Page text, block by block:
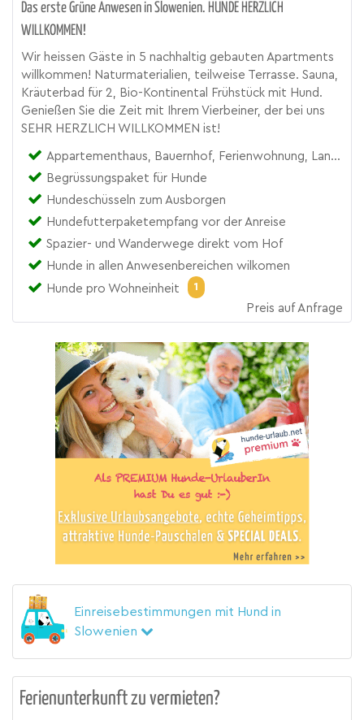
Das erste Grüne Anwesen in Slowenien. HUNDE HERZLICH
WILLKOMMEN!
Wir heissen Gäste in 5 nachhaltig gebauten Apartments
willkommen! Naturmaterialien, teilweise Terrasse. Sauna,
Kräuterbad für 2, Bio-Kontinental Frühstück mit Hund.
Genießen Sie die Zeit mit Ihrem Vierbeiner, der bei uns
SEHR HERZLICH WILLKOMMEN ist!
Appartementhaus, Bauernhof, Ferienwohnung, Landgut
Begrüssungspaket für Hunde
Hundeschüsseln zum Ausborgen
Hundefutterpaketempfang vor der Anreise
Spazier- und Wanderwege direkt vom Hof
Hunde in allen Anwesenbereichen wilkomen
Hunde pro Wohneinheit
1
Preis auf Anfrage
Einreisebestimmungen mit Hund in
Slowenien
Ferienunterkunft zu vermieten?